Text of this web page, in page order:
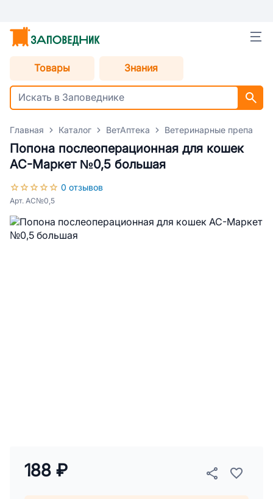
Товары Знания
Главная Каталог ВетАптека Ветеринарные
Попона послеоперационная для кошек
АС-Маркет №0,5 большая
0 отзывов
Арт. АС№0,5
188 ₽